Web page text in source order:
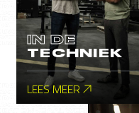
IN DE
TECHNIEK
LEES MEER